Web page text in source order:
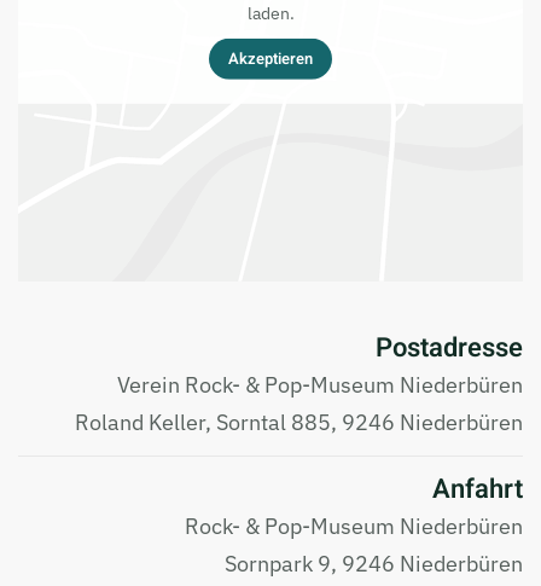
laden.
Akzeptieren
Postadresse
Verein Rock- & Pop-Museum Niederbüren
Roland Keller, Sorntal 885, 9246 Niederbüren
Anfahrt
Rock- & Pop-Museum Niederbüren
Sornpark 9, 9246 Niederbüren